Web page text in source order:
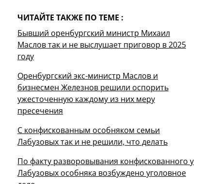
ЧИТАЙТЕ ТАКЖЕ ПО ТЕМЕ :
Бывший оренбургский министр Михаил
Маслов так и не выслушает приговор в 2025
году
Оренбургский экс-министр Маслов и
бизнесмен Железнов решили оспорить
ужесточенную каждому из них меру
пресечения
С конфискованным особняком семьи
Лабузовых так и не решили, что делать
По факту разворовывания конфискованного у
Лабузовых особняка возбуждено уголовное